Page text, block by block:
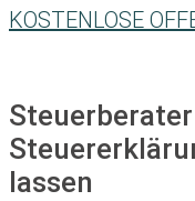
KOSTENLOSE
lassen